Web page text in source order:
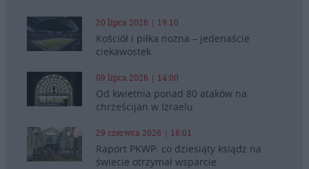
20 lipca 2026 | 19:10
Kościół i piłka nożna – jedenaście
ciekawostek
09 lipca 2026 | 14:00
Od kwietnia ponad 80 ataków na
chrześcijan w Izraelu
29 czerwca 2026 | 16:01
Raport PKWP: co dziesiąty ksiądz na
świecie otrzymał wsparcie